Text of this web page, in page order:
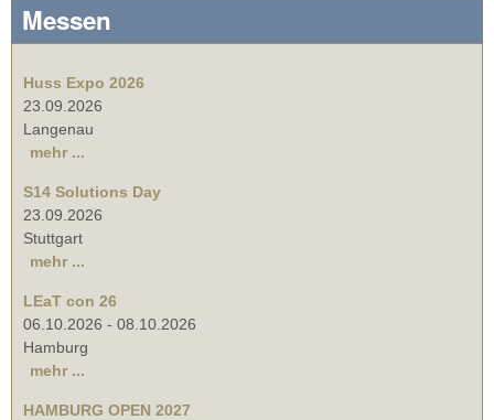
Messen
Huss Expo 2026
23.09.2026
Langenau
mehr ...
S14 Solutions Day
23.09.2026
Stuttgart
mehr ...
LEaT con 26
06.10.2026 - 08.10.2026
Hamburg
mehr ...
HAMBURG OPEN 2027